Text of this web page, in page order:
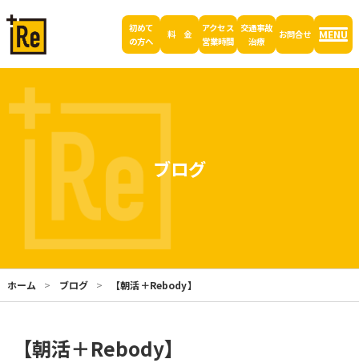
初めて
の方へ
料 金
アクセス
営業時間
交通事故
治療
お問合せ MENU
ブログ
ホーム ブログ 【朝活＋Rebody】
【朝活＋Rebody】